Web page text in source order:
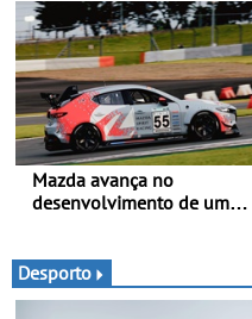
ainda mais competitiva -
Até 740 quilómetros de
autonomia e carregamento
mais rápido
Mazda avança no
desenvolvimento de um
Demonstração com sucesso
do armazenamento de CO₂
Desporto